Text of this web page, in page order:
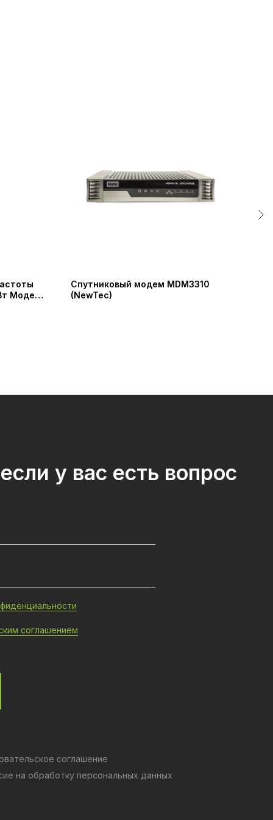
Модель
Спутниковый модем MDM3310
(NewTec)
на обработку персональных данных
соглашение
соглашением
у вас есть вопрос